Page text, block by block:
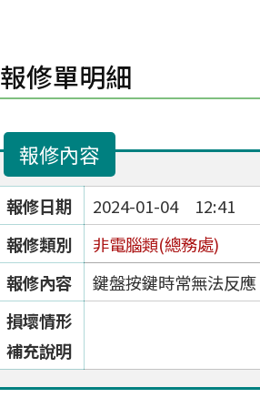
報修單明細
報修內容
報修日期 2024-01-04 12:41
報修類別
非電腦類(總務處)
報修內容
鍵盤按鍵時常無法反應
損壞情形
補充說明